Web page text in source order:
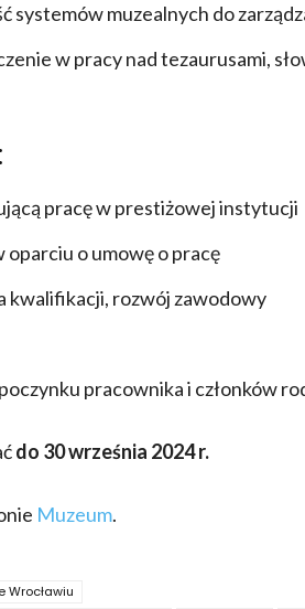
systemów muzealnych do
w pracy nad tezaurusami,
pracę w prestiżowej instytucji
o umowę o pracę
kwalifikacji, rozwój zawodowy
pracownika i członków
do 30 września 2024 r.
Muzeum.
Wrocławiu